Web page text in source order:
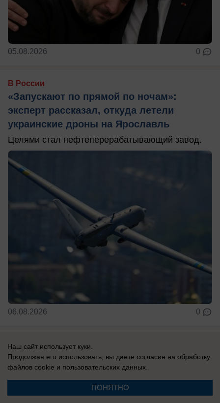
05.08.2026 0
В России
«Запускают по прямой по ночам»:
эксперт рассказал, откуда летели
украинские дроны на Ярославль
Целями стал нефтеперерабатывающий завод.
06.08.2026 0
В России
До них начало доходить: отставной
главком ВСУ Залужный признал полное
поражение Украины перед Россией
Наш сайт использует куки.
Продолжая его использовать, вы даете согласие на обработку
файлов cookie и пользовательских данных.
ПОНЯТНО